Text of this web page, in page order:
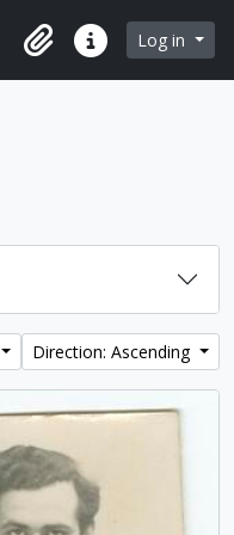
ClipboardQuick linksLog in
Direction: Ascending